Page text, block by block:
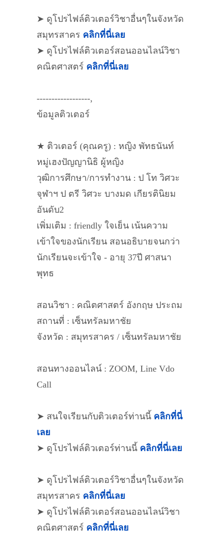
➤ ดูโปรไฟล์ติวเตอร์วิชาอื่นๆในจังหวัด
สมุทรสาคร คลิกที่นี่เลย
➤ ดูโปรไฟล์ติวเตอร์สอนออนไลน์วิชา
คณิตศาสตร์ คลิกที่นี่เลย
------------------,
ข้อมูลติวเตอร์
★ ติวเตอร์ (คุณครู) : หญิง พัทธนันท์
หมู่เฮงปัญญานิธิ ผู้หญิง
วุฒิการศึกษา/การทำงาน : ป โท วิศวะ
จุฬาฯ ป ตรี วิศวะ บางมด เกียรตินิยม
อันดับ2
เพิ่มเติม : friendly ใจเย็น เน้นความ
เข้าใจของนักเรียน สอนอธิบายจนกว่า
นักเรียนจะเข้าใจ - อายุ 37ปี ศาสนา
พุทธ
สอนวิชา : คณิตศาสตร์ อังกฤษ ประถม
สถานที่ : เซ็นทรัลมหาชัย
จังหวัด : สมุทรสาคร / เซ็นทรัลมหาชัย
สอนทางออนไลน์ : ZOOM, Line Vdo
Call
➤ สนใจเรียนกับติวเตอร์ท่านนี้ คลิกที่นี่
เลย
➤ ดูโปรไฟล์ติวเตอร์ท่านนี้ คลิกที่นี่เลย
➤ ดูโปรไฟล์ติวเตอร์วิชาอื่นๆในจังหวัด
สมุทรสาคร คลิกที่นี่เลย
➤ ดูโปรไฟล์ติวเตอร์สอนออนไลน์วิชา
คณิตศาสตร์ คลิกที่นี่เลย